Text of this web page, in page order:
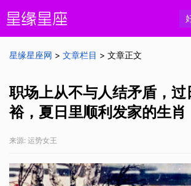
星缘星座网 > 文章栏目 > 文章正文
职场上从不与人结矛盾，过
裕，夏日里顺利发家的生肖
来源: 运势女王